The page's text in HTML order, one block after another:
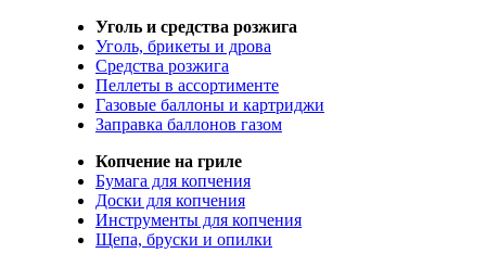
Уголь и средства розжига
Уголь, брикеты и дрова
Средства розжига
Пеллеты в ассортименте
Газовые баллоны и картриджи
Заправка баллонов газом
Копчение на гриле
Бумага для копчения
Доски для копчения
Инструменты для копчения
Щепа, бруски и опилки